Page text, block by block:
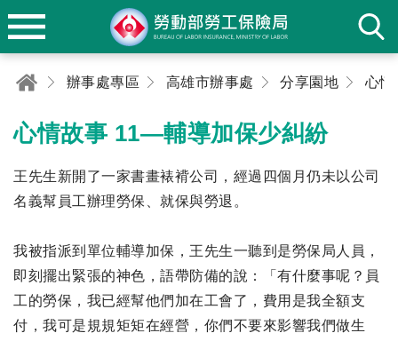
辦事處專區 高雄市辦事處 分享園地 心情
心情故事 11—輔導加保少糾紛
王先生新開了一家書畫裱褙公司，經過四個月仍未以公司
名義幫員工辦理勞保、就保與勞退。
我被指派到單位輔導加保，王先生一聽到是勞保局人員，
即刻擺出緊張的神色，語帶防備的說：「有什麼事呢？員
工的勞保，我已經幫他們加在工會了，費用是我全額支
付，我可是規規矩矩在經營，你們不要來影響我們做生